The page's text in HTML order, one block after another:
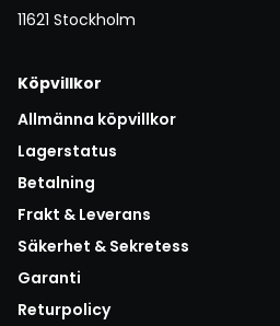
11621 Stockholm
Köpvillkor
Allmänna köpvillkor
Lagerstatus
Betalning
Frakt & Leverans
Säkerhet & Sekretess
Garanti
Returpolicy